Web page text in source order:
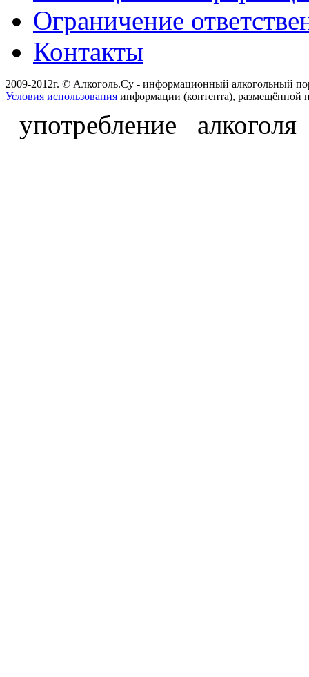
Ограничение
Контакты
2009-2012г. © Алкоголь.Су - информационный алкогольный
Условия использования информации (контента), размещённой
употребление